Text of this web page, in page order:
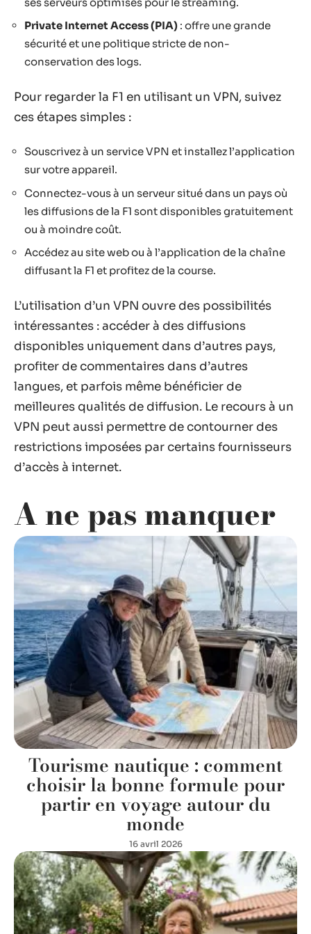
Private Internet Access (PIA) : offre une grande
sécurité et une politique stricte de non-
conservation des logs.
Pour regarder la F1 en utilisant un VPN, suivez
ces étapes simples :
Souscrivez à un service VPN et installez l’application
sur votre appareil.
Connectez-vous à un serveur situé dans un pays où
les diffusions de la F1 sont disponibles gratuitement
ou à moindre coût.
Accédez au site web ou à l’application de la chaîne
diffusant la F1 et profitez de la course.
L’utilisation d’un VPN ouvre des possibilités
intéressantes : accéder à des diffusions
disponibles uniquement dans d’autres pays,
profiter de commentaires dans d’autres
langues, et parfois même bénéficier de
meilleures qualités de diffusion. Le recours à un
VPN peut aussi permettre de contourner des
restrictions imposées par certains fournisseurs
d’accès à internet.
A ne pas manquer
Tourisme nautique : comment
choisir la bonne formule pour
partir en voyage autour du
monde
16 avril 2026